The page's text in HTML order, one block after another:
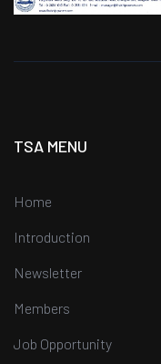
TSA MENU
Home
Introduction
Newsletter
Members
Job Opportunity